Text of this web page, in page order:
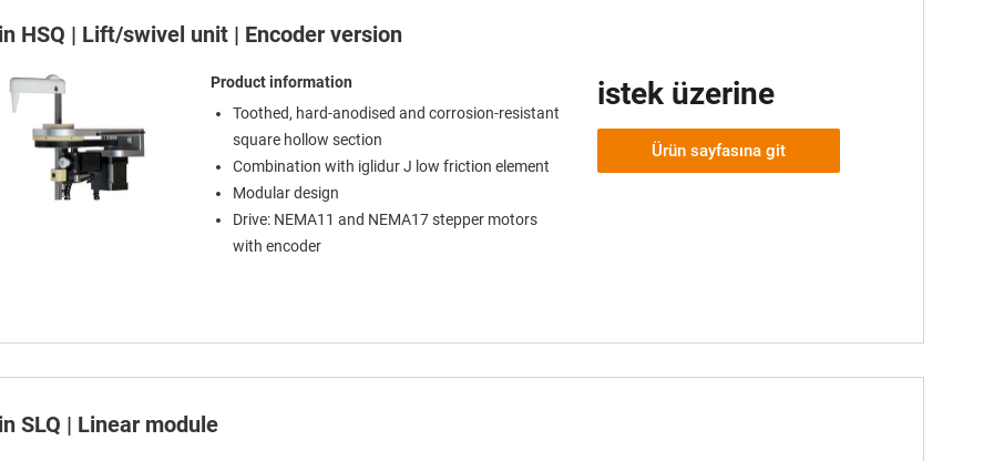
HSQ | Lift/swivel unit | Encoder version
Product information
Toothed, hard-anodised and corrosion-resistant
square hollow section
Combination with iglidur J low friction element
Modular design
Drive: NEMA11 and NEMA17 stepper motors
with encoder
istek üzerine
Ürün sayfasına git
SLQ | Linear module